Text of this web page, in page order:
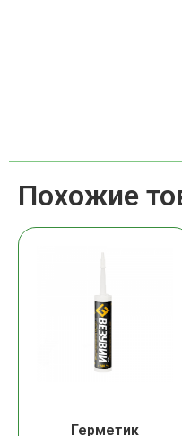
Похожие
Герметик